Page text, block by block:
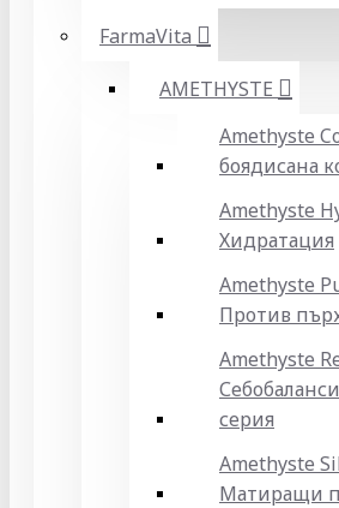
FarmaVita
AMETHYSTE
Amethyste
боядисана
Amethyste
Хидратация
Amethyste
Против
Amethyste
серия
Amethyste
Матиращи